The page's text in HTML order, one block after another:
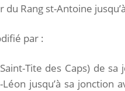
du Rang st-Antoine
par :
Tite des Caps) de
jusqu’à sa jonction